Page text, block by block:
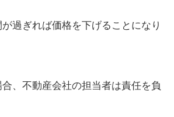
過ぎれば価格を下げることになり
、不動産会社の担当者は責任を負